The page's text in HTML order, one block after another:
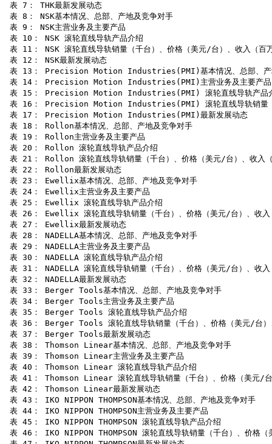
表 7： THK最新发展动态
表 8： NSK基本情况、总部、产地及竞争对手
表 9： NSK主营业务及主要产品
表 10： NSK 滚轮直线导轨产品介绍
表 11： NSK 滚轮直线导轨销量（千台）、价格（美元/台）、收入（百
表 12： NSK最新发展动态
表 13： Precision Motion Industries(PMI)基本情况、总部、产
表 14： Precision Motion Industries(PMI)主营业务及主要产品
表 15： Precision Motion Industries(PMI) 滚轮直线导轨产品
表 16： Precision Motion Industries(PMI) 滚轮直线导轨销量（千
表 17： Precision Motion Industries(PMI)最新发展动态
表 18： Rollon基本情况、总部、产地及竞争对手
表 19： Rollon主营业务及主要产品
表 20： Rollon 滚轮直线导轨产品介绍
表 21： Rollon 滚轮直线导轨销量（千台）、价格（美元/台）、收入
表 22： Rollon最新发展动态
表 23： Ewellix基本情况、总部、产地及竞争对手
表 24： Ewellix主营业务及主要产品
表 25： Ewellix 滚轮直线导轨产品介绍
表 26： Ewellix 滚轮直线导轨销量（千台）、价格（美元/台）、收入
表 27： Ewellix最新发展动态
表 28： NADELLA基本情况、总部、产地及竞争对手
表 29： NADELLA主营业务及主要产品
表 30： NADELLA 滚轮直线导轨产品介绍
表 31： NADELLA 滚轮直线导轨销量（千台）、价格（美元/台）、收
表 32： NADELLA最新发展动态
表 33： Berger Tools基本情况、总部、产地及竞争对手
表 34： Berger Tools主营业务及主要产品
表 35： Berger Tools 滚轮直线导轨产品介绍
表 36： Berger Tools 滚轮直线导轨销量（千台）、价格（美元/台）
表 37： Berger Tools最新发展动态
表 38： Thomson Linear基本情况、总部、产地及竞争对手
表 39： Thomson Linear主营业务及主要产品
表 40： Thomson Linear 滚轮直线导轨产品介绍
表 41： Thomson Linear 滚轮直线导轨销量（千台）、价格（美元/台
表 42： Thomson Linear最新发展动态
表 43： IKO NIPPON THOMPSON基本情况、总部、产地及竞争对手
表 44： IKO NIPPON THOMPSON主营业务及主要产品
表 45： IKO NIPPON THOMPSON 滚轮直线导轨产品介绍
表 46： IKO NIPPON THOMPSON 滚轮直线导轨销量（千台）、价格